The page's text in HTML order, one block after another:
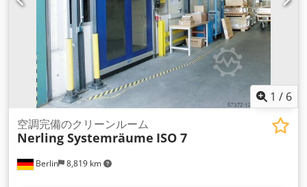
数によって異なり ますが、1時間あたり10～40回の換気を行う
ことが目標になります。ISOクラス8では、多くの場合、スタッ
フは常時滞在している。スタ ッフは標準的な作業着を着用し、
訪問者は使い捨てエプロンを着用する。隣接ゾーンに対する部
屋の最低陽圧を5～10Paに維持することが推 奨される。 ISO空
気清浄度クラス8（最大平均粒子放出量：測定は、ISO 14644-
14に従い、機器の使用目的より少なくとも1つ上の清浄度クラ
スで実施。 写真に付随する技術図面。 Crjdpfxeq H H Ruo
Adzjf 換気の説明 換気設備の目的は、クリーンルーム内の空気
パラメータを以下のようにすることである。設置にはGBD
「クリーンルーム」のすべての要件を満たした。 設置のパラメ
1 / 6
Berlin 8,819 km
空調完備のクリーンルーム
Nerling Systemräume ISO 7